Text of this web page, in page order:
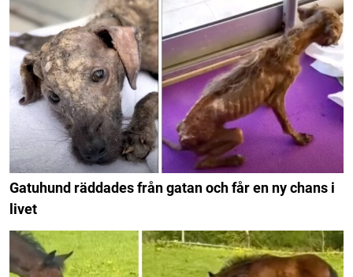
Gatuhund räddades från gatan och får en ny chans i
livet